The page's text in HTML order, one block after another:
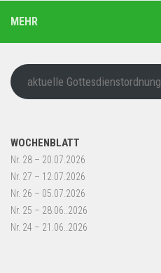
MEHR
aktuelle Gottesdienstordnung
WOCHENBLATT
Nr. 28 – 20.07.2026
Nr. 27 – 12.07.2026
Nr. 26 – 05.07.2026
Nr. 25 – 28.06..2026
Nr. 24 – 21.06..2026